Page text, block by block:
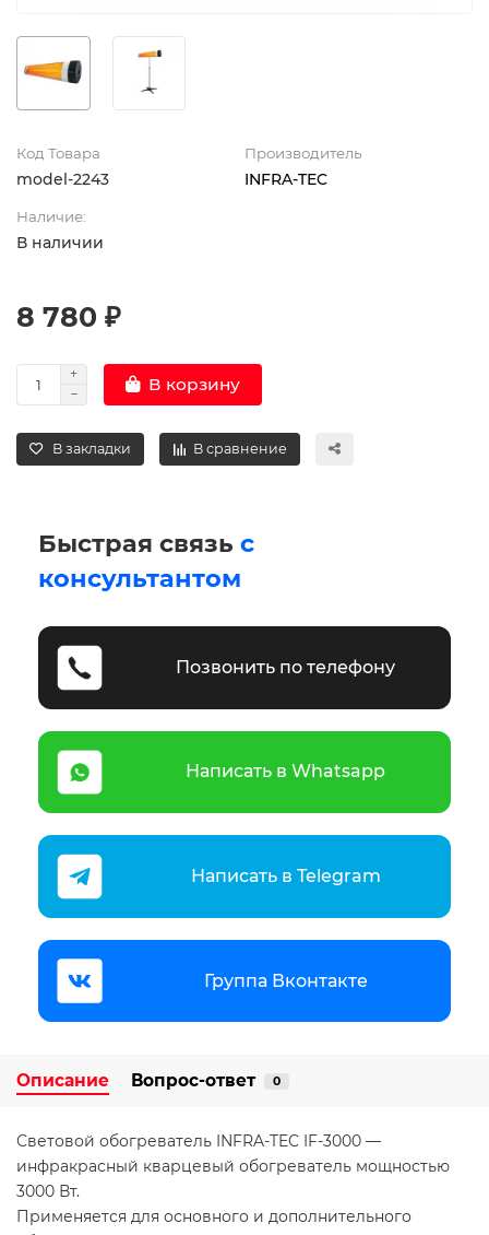
Код Товара
model-2243
Производитель
INFRA-TEC
Наличие:
В наличии
8 780 ₽
В корзину
В закладки В сравнение
Быстрая связь с
консультантом
Позвонить по телефону
Написать в Whatsapp
Написать в Telegram
Группа Вконтакте
Описание Вопрос-ответ 0
Световой обогреватель INFRA-TEC IF-3000 —
инфракрасный кварцевый обогреватель мощностью
3000 Вт.
Применяется для основного и дополнительного